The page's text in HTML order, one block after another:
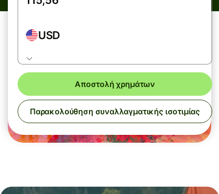
USD
Αποστολή χρημάτων
Παρακολούθηση συναλλαγματικής ισοτιμίας